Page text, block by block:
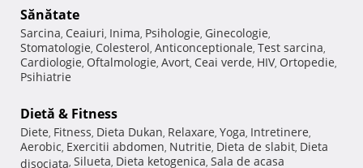
Sănătate
Sarcina, Ceaiuri, Inima, Psihologie, Ginecologie,
Stomatologie, Colesterol, Anticonceptionale, Test sarcina,
Cardiologie, Oftalmologie, Avort, Ceai verde, HIV, Ortopedie,
Psihiatrie
Dietă & Fitness
Diete, Fitness, Dieta Dukan, Relaxare, Yoga, Intretinere,
Aerobic, Exercitii abdomen, Nutritie, Dieta de slabit, Dieta
disociata, Silueta, Dieta ketogenica, Sala de acasa